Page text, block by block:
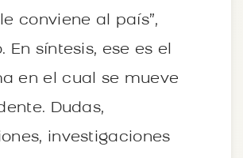
conviene al país”,
En síntesis, ese es el
en el cual se mueve
Dudas,
investigaciones